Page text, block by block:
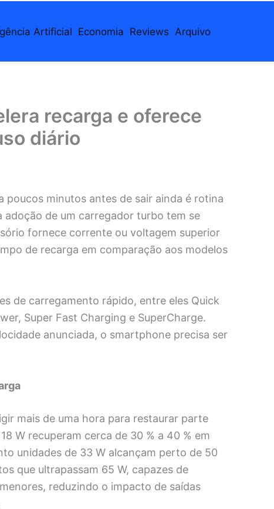
Artificial Economia Reviews Arquivo
recarga e oferece
diário
poucos minutos antes de sair ainda é rotina
adoção de um carregador turbo tem se
fornece corrente ou voltagem superior
de recarga em comparação aos modelos
de carregamento rápido, entre eles Quick
Super Fast Charging e SuperCharge.
anunciada, o smartphone precisa ser
mais de uma hora para restaurar parte
W recuperam cerca de 30 % a 40 % em
unidades de 33 W alcançam perto de 50
que ultrapassam 65 W, capazes de
reduzindo o impacto de saídas